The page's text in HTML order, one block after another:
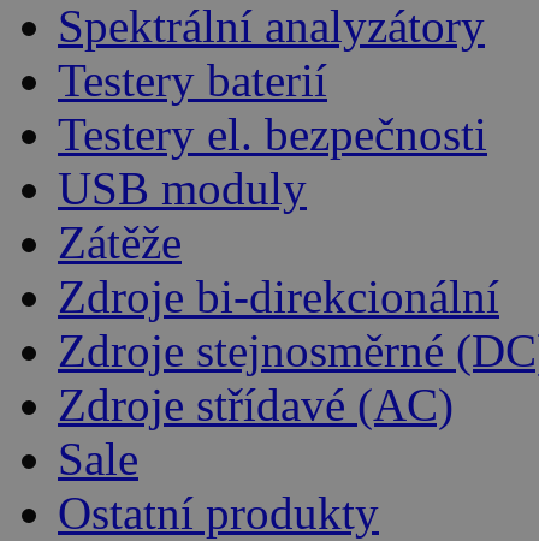
Spektrální analyzátory
Testery baterií
Testery el. bezpečnosti
USB moduly
Zátěže
Zdroje bi-direkcionální
Zdroje stejnosměrné
Zdroje střídavé (AC)
Sale
Ostatní produkty